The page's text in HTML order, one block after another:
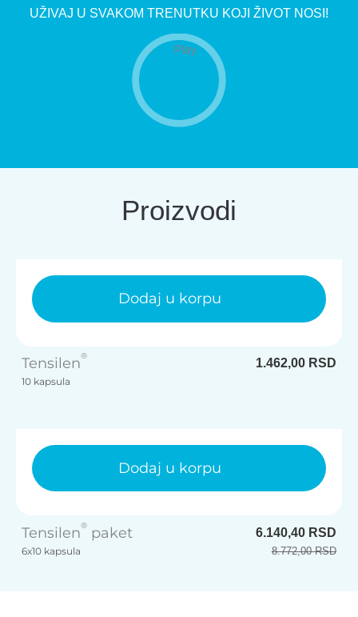
UŽIVAJ U SVAKOM TRENUTKU KOJI ŽIVOT NOSI!
Proizvodi
Dodaj u korpu
Tensilen®
10 kapsula
1.462,00 RSD
Dodaj u korpu
Tensilen® paket
6x10 kapsula
6.140,40 RSD
8.772,00 RSD